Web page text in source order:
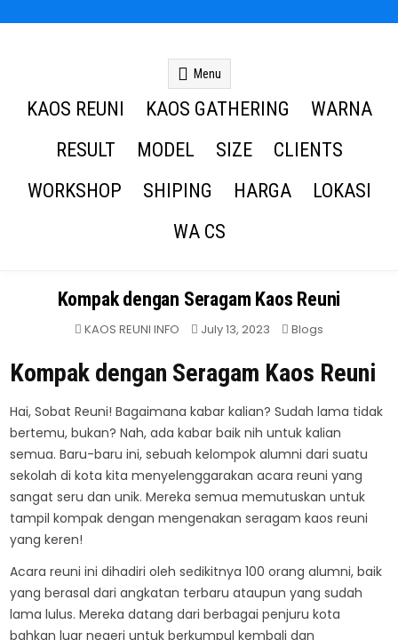
Menu
KAOS REUNI KAOS GATHERING
WARNA
RESULT
MODEL SIZE
CLIENTS
WORKSHOP
SHIPING HARGA
LOKASI
WA CS
Kompak dengan Seragam Kaos Reuni
KAOS REUNI INFO July 13, 2023 Posted
Blogs
Kompak dengan Seragam Kaos Reuni
Hai, Sobat Reuni! Bagaimana kabar kalian? Sudah lama tidak
bertemu, bukan? Nah, ada kabar baik nih untuk kalian
semua. Baru-baru ini, sebuah kelompok alumni dari suatu
sekolah di kota kita menyelenggarakan acara reuni yang
sangat seru dan unik. Mereka semua memutuskan untuk
tampil kompak dengan mengenakan seragam kaos reuni
yang keren!
Acara reuni ini dihadiri oleh sedikitnya 100 orang alumni, baik
yang berasal dari angkatan terbaru ataupun yang sudah
lama lulus. Mereka datang dari berbagai penjuru kota
bahkan luar negeri untuk berkumpul kembali dan